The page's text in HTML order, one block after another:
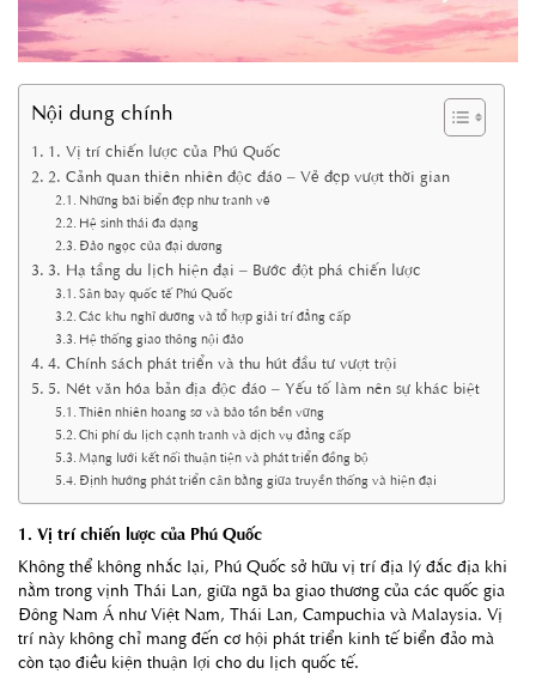
Nội dung chính
1. Vị trí chiến lược của Phú Quốc
2. Cảnh quan thiên nhiên độc đáo – Vẻ đẹp vượt thời gian
Những bãi biển đẹp như tranh vẽ
Hệ sinh thái đa dạng
Đảo ngọc của đại dương
3. Hạ tầng du lịch hiện đại – Bước đột phá chiến lược
Sân bay quốc tế Phú Quốc
Các khu nghỉ dưỡng và tổ hợp giải trí đẳng cấp
Hệ thống giao thông nội đảo
4. Chính sách phát triển và thu hút đầu tư vượt trội
5. Nét văn hóa bản địa độc đáo – Yếu tố làm nên sự khác biệt
Thiên nhiên hoang sơ và bảo tồn bền vững
Chi phí du lịch cạnh tranh và dịch vụ đẳng cấp
Mạng lưới kết nối thuận tiện và phát triển đồng bộ
Định hướng phát triển cân bằng giữa truyền thống và hiện đại
1. Vị trí chiến lược của Phú Quốc
Không thể không nhắc lại, Phú Quốc sở hữu vị trí địa lý đắc địa khi
nằm trong vịnh Thái Lan, giữa ngã ba giao thương của các quốc gia
Đông Nam Á như Việt Nam, Thái Lan, Campuchia và Malaysia. Vị
trí này không chỉ mang đến cơ hội phát triển kinh tế biển đảo mà
còn tạo điều kiện thuận lợi cho du lịch quốc tế.